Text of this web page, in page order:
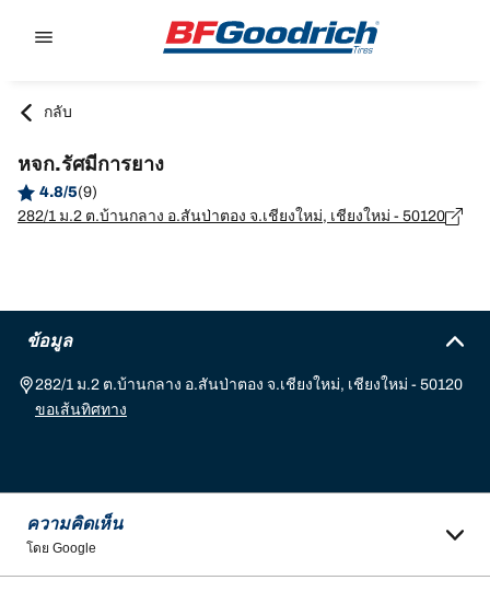
กลับ
หจก.รัศมีการยาง
4.8/5(9)
282/1 ม.2 ต.บ้านกลาง อ.สันป่าตอง จ.เชียงใหม่, เชียงใหม่ - 50120
ข้อมูล
282/1 ม.2 ต.บ้านกลาง อ.สันป่าตอง จ.เชียงใหม่, เชียงใหม่ - 50120
ขอเส้นทิศทาง
ความคิดเห็น
โดย Google